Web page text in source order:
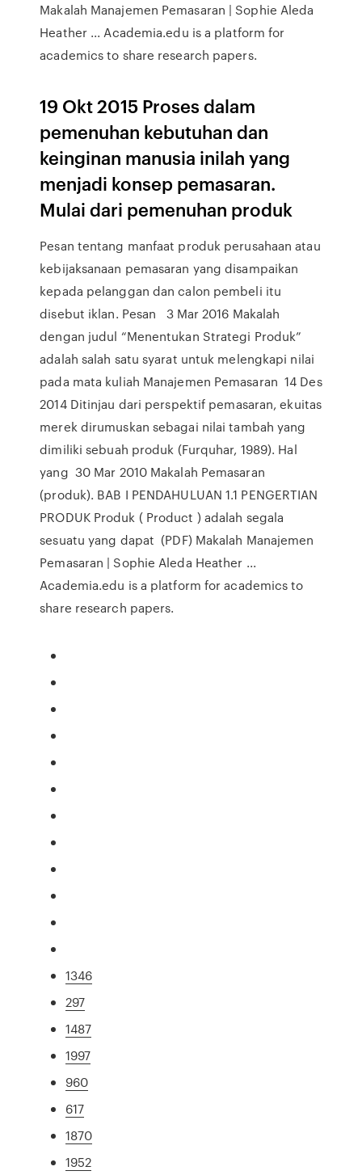
Makalah Manajemen Pemasaran | Sophie Aleda
Heather ... Academia.edu is a platform for
academics to share research papers.
19 Okt 2015 Proses dalam
pemenuhan kebutuhan dan
keinginan manusia inilah yang
menjadi konsep pemasaran.
Mulai dari pemenuhan produk
Pesan tentang manfaat produk perusahaan atau
kebijaksanaan pemasaran yang disampaikan
kepada pelanggan dan calon pembeli itu
disebut iklan. Pesan 3 Mar 2016 Makalah
dengan judul “Menentukan Strategi Produk”
adalah salah satu syarat untuk melengkapi nilai
pada mata kuliah Manajemen Pemasaran 14 Des
2014 Ditinjau dari perspektif pemasaran, ekuitas
merek dirumuskan sebagai nilai tambah yang
dimiliki sebuah produk (Furquhar, 1989). Hal
yang 30 Mar 2010 Makalah Pemasaran
(produk). BAB I PENDAHULUAN 1.1 PENGERTIAN
PRODUK Produk ( Product ) adalah segala
sesuatu yang dapat (PDF) Makalah Manajemen
Pemasaran | Sophie Aleda Heather ...
Academia.edu is a platform for academics to
share research papers.
1346
297
1487
1997
960
617
1870
1952